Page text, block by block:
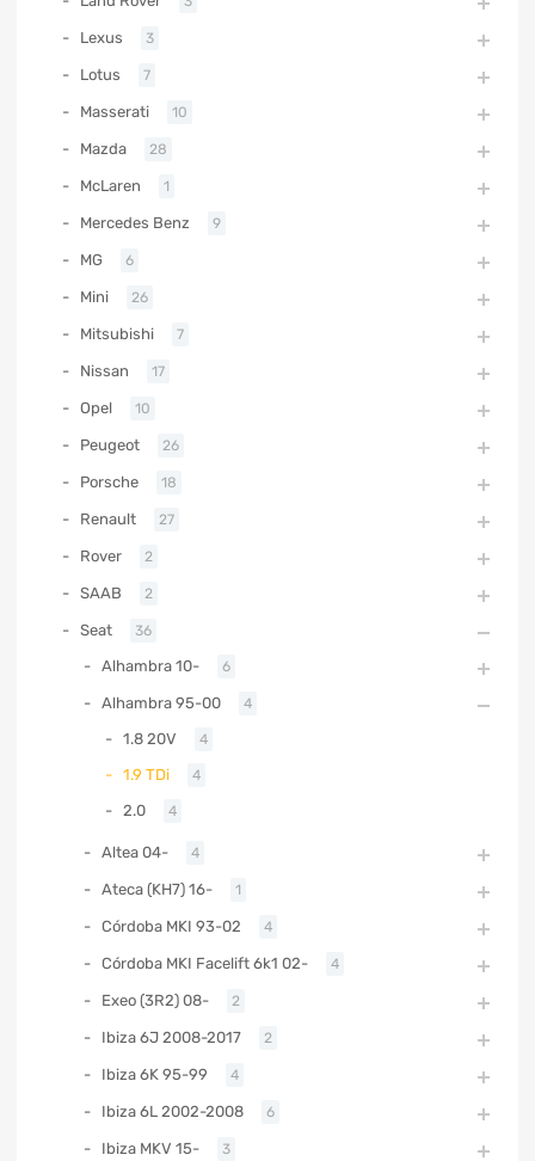
Lexus 3
Lotus 7
Masserati 10
Mazda 28
McLaren 1
Mercedes Benz 9
MG 6
Mini 26
Mitsubishi 7
Nissan 17
Opel 10
Peugeot 26
Porsche 18
Renault 27
Rover 2
SAAB 2
Seat 36
Alhambra 10- 6
Alhambra 95-00 4
1.8 20V 4
1.9 TDi 4
2.0 4
Altea 04- 4
Ateca (KH7) 16- 1
Córdoba MKI 93-02 4
Córdoba MKI Facelift 6k1 02- 4
Exeo (3R2) 08- 2
Ibiza 6J 2008-2017 2
Ibiza 6K 95-99 4
Ibiza 6L 2002-2008 6
Ibiza MKV 15- 3